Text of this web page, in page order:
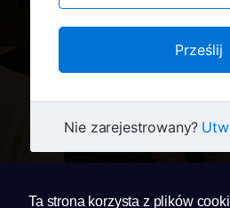
Ta strona korzysta z plików
Prześlij
Nie zarejestrowany?